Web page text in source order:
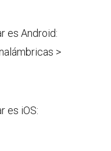
es Android:
>
es iOS: